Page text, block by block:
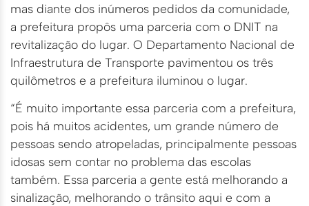
mas diante dos inúmeros pedidos da comunidade,
a prefeitura propôs uma parceria com o DNIT na
revitalização do lugar. O Departamento Nacional de
Infraestrutura de Transporte pavimentou os três
quilômetros e a prefeitura iluminou o lugar.
“É muito importante essa parceria com a prefeitura,
pois há muitos acidentes, um grande número de
pessoas sendo atropeladas, principalmente pessoas
idosas sem contar no problema das escolas
também. Essa parceria a gente está melhorando a
sinalização, melhorando o trânsito aqui e com a